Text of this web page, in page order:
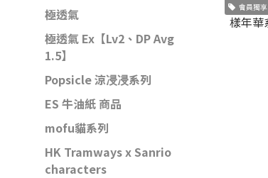
極透氣
極透氣 Ex【Lv2、DP Avg
1.5】
Popsicle 涼㓎㓎系列
ES 牛油紙 商品
mofu貓系列
HK Tramways x Sanrio
characters
會員獨享